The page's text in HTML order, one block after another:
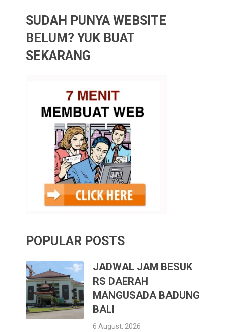
SUDAH PUNYA WEBSITE
BELUM? YUK BUAT
SEKARANG
POPULAR POSTS
JADWAL JAM BESUK
RS DAERAH
MANGUSADA BADUNG
BALI
6 August, 2026